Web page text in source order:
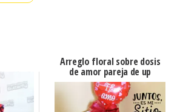
Arreglo floral sobre dosis
de amor pareja de up